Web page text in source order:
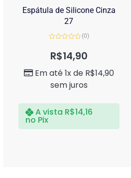
Espátula de Silicone Cinza
27
de
(0)
R$14,90
Em até 1x de R$14,90
sem juros
A vista R$14,16
no Pix